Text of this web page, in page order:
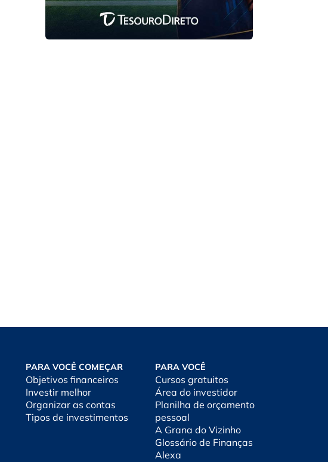
PARA VOCÊ COMEÇAR
Objetivos financeiros
Investir melhor
Organizar as contas
Tipos de investimentos
PARA VOCÊ
Cursos gratuitos
Área do investidor
Planilha de orçamento
pessoal
A Grana do Vizinho
Glossário de Finanças
Alexa